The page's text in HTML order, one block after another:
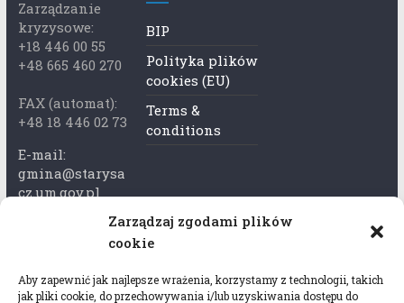
Zarządzaj zgodami plików
cookie
Aby zapewnić jak najlepsze wrażenia, korzystamy z technologii, takich
jak pliki cookie, do przechowywania i/lub uzyskiwania dostępu do
Zarządzanie
kryzysowe:
+18 446 00 55
+48 665 460 270
FAX (automat):
+48 18 446 02 73
E-mail:
gmina@starysa
cz.um.gov.pl
Adres skrzynki
rytka
BIP
Polityka plików
cookies (EU)
Terms &
conditions